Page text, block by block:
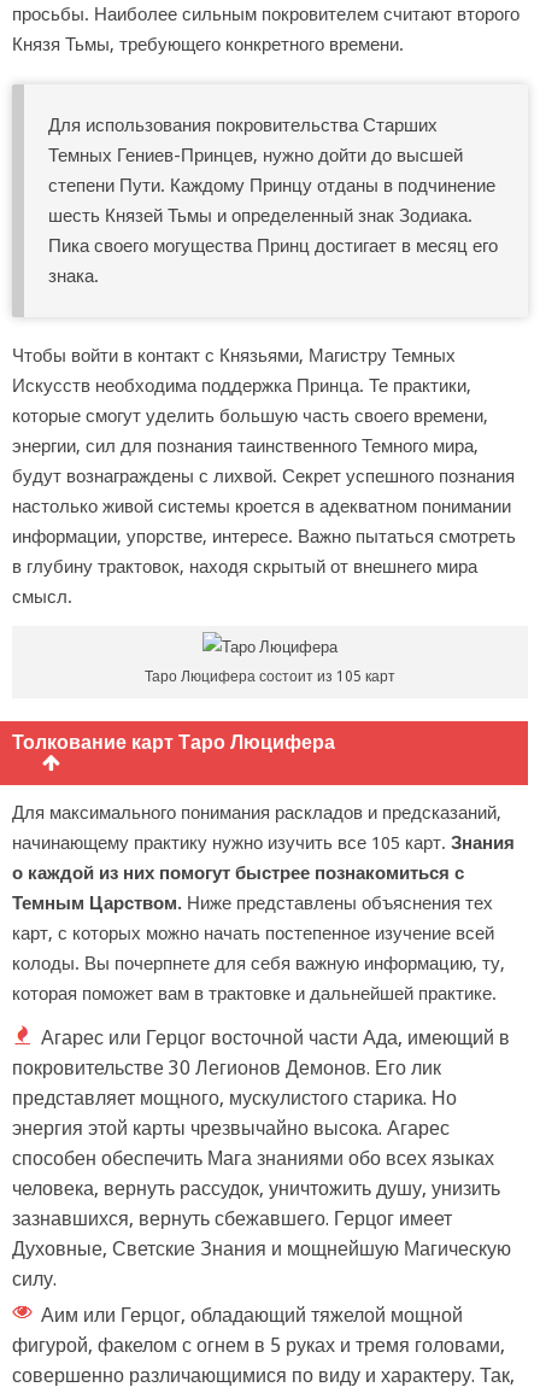
просьбы. Наиболее сильным покровителем считают второго
Князя Тьмы, требующего конкретного времени.
Для использования покровительства Старших
Темных Гениев-Принцев, нужно дойти до высшей
степени Пути. Каждому Принцу отданы в подчинение
шесть Князей Тьмы и определенный знак Зодиака.
Пика своего могущества Принц достигает в месяц его
знака.
Чтобы войти в контакт с Князьями, Магистру Темных
Искусств необходима поддержка Принца. Те практики,
которые смогут уделить большую часть своего времени,
энергии, сил для познания таинственного Темного мира,
будут вознаграждены с лихвой. Секрет успешного познания
настолько живой системы кроется в адекватном понимании
информации, упорстве, интересе. Важно пытаться смотреть
в глубину трактовок, находя скрытый от внешнего мира
смысл.
Таро Люцифера состоит из 105 карт
Толкование карт Таро Люцифера
Для максимального понимания раскладов и предсказаний,
начинающему практику нужно изучить все 105 карт. Знания
о каждой из них помогут быстрее познакомиться с
Темным Царством. Ниже представлены объяснения тех
карт, с которых можно начать постепенное изучение всей
колоды. Вы почерпнете для себя важную информацию, ту,
которая поможет вам в трактовке и дальнейшей практике.
Агарес или Герцог восточной части Ада, имеющий в
покровительстве 30 Легионов Демонов. Его лик
представляет мощного, мускулистого старика. Но
энергия этой карты чрезвычайно высока. Агарес
способен обеспечить Мага знаниями обо всех языках
человека, вернуть рассудок, уничтожить душу, унизить
зазнавшихся, вернуть сбежавшего. Герцог имеет
Духовные, Светские Знания и мощнейшую Магическую
силу.
Аим или Герцог, обладающий тяжелой мощной
фигурой, факелом с огнем в 5 руках и тремя головами,
совершенно различающимися по виду и характеру. Так,